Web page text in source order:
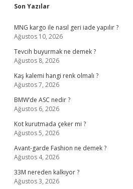
Sidebar
Son Yazılar
MNG kargo ile nasıl geri iade yapılır ?
Ağustos 10, 2026
Tevcih buyurmak ne demek ?
Ağustos 8, 2026
Kaş kalemi hangi renk olmalı ?
Ağustos 7, 2026
BMW’de ASC nedir ?
Ağustos 6, 2026
Kot kurutmada çeker mi ?
Ağustos 5, 2026
Avant-garde Fashion ne demek ?
Ağustos 4, 2026
33M nereden kalkıyor ?
Ağustos 3, 2026